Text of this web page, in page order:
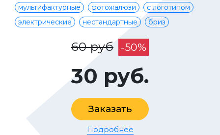
мультифактурные
фотожалюзи
с логотипом
электрические
нестандартные бриз
60 руб -50%
30 руб.
Заказать
Подробнее